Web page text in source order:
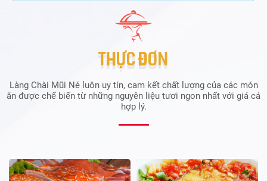
THỰC ĐƠN
Làng Chài Mũi Né luôn uy tín, cam kết chất lượng của các món
ăn được chế biến từ những nguyên liệu tươi ngon nhất với giá cả
hợp lý.